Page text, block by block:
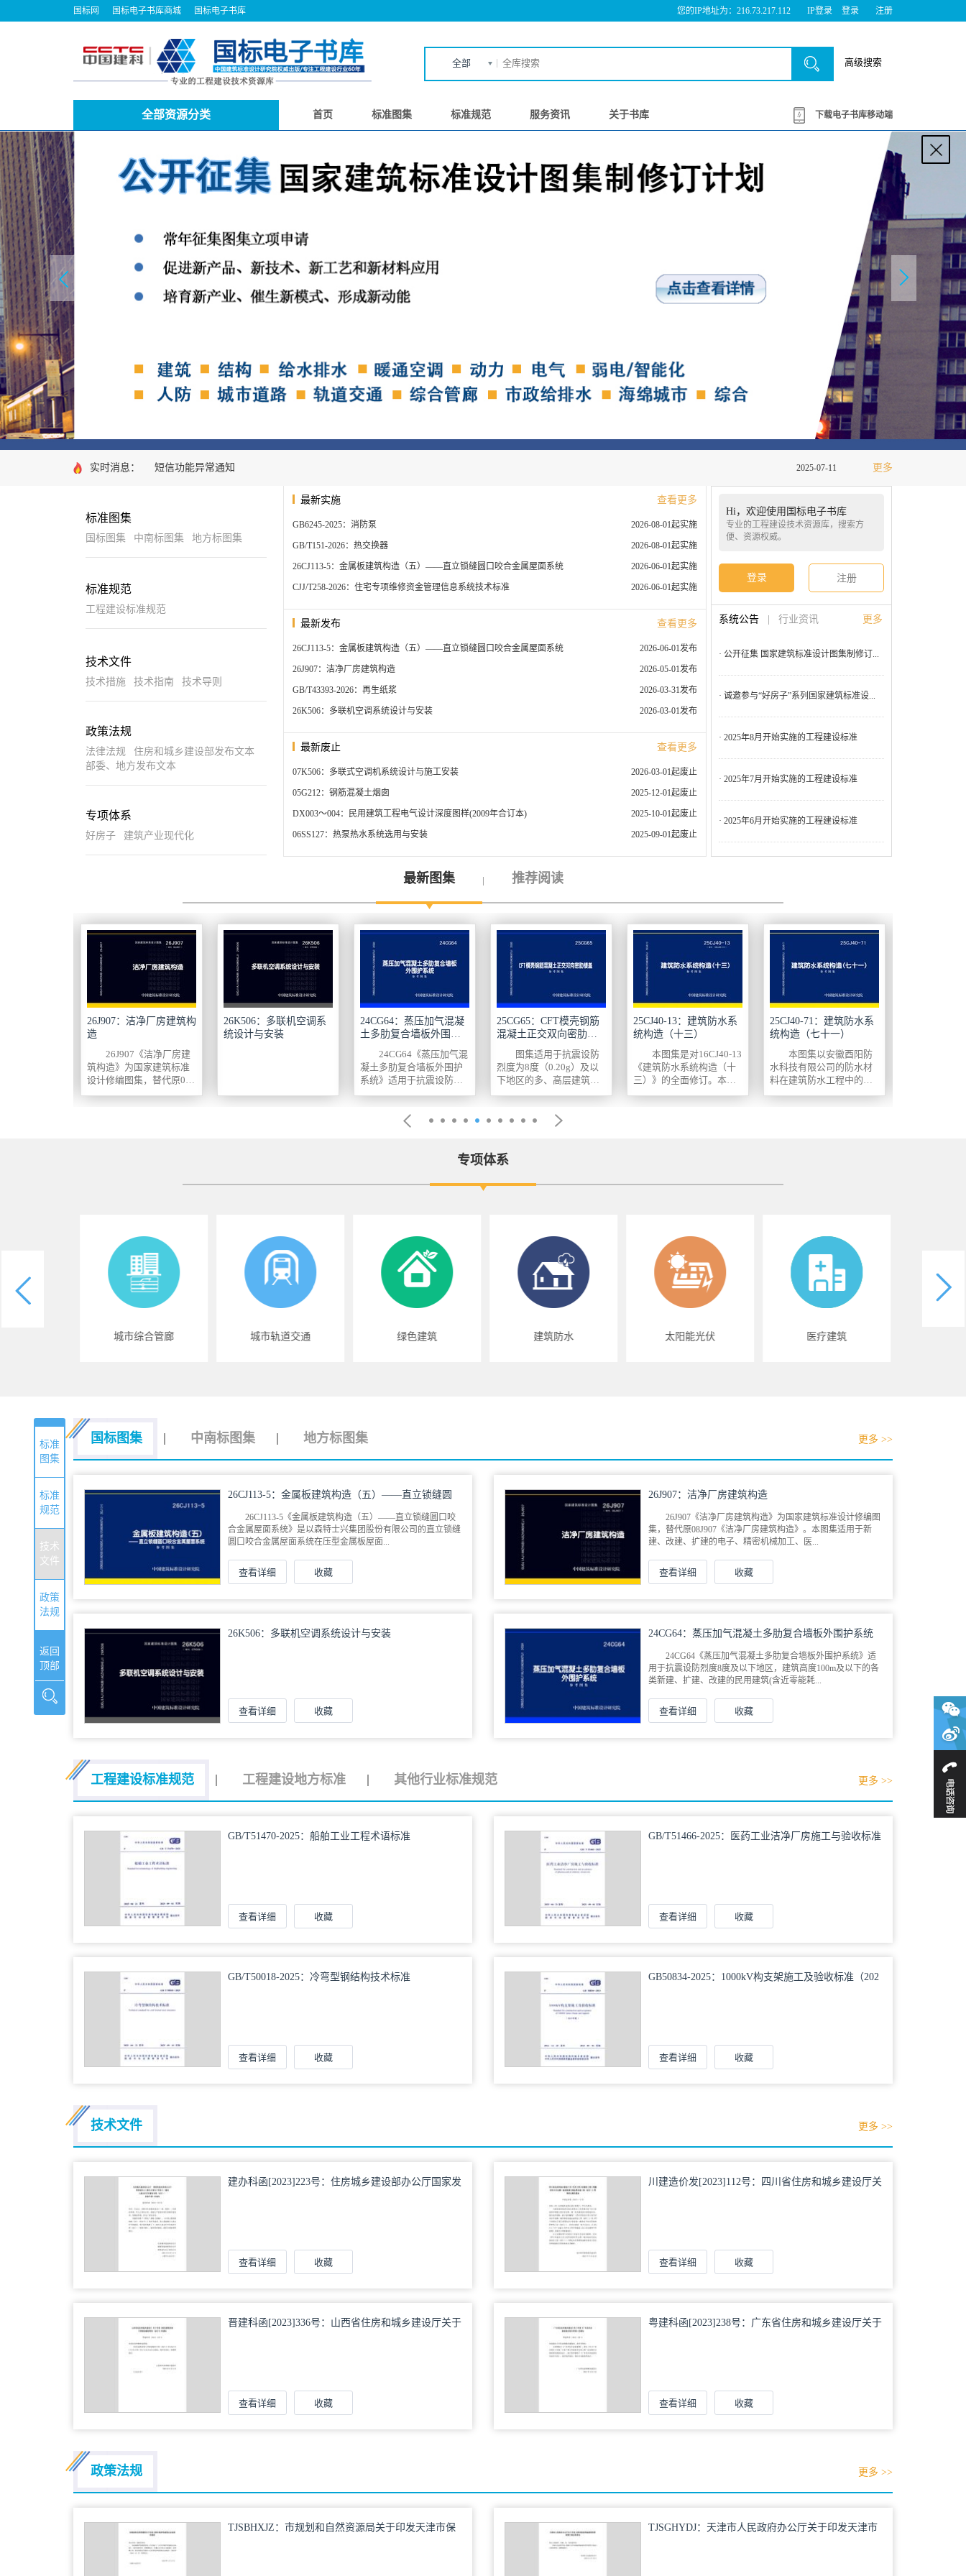
国标网 国标电子书库商城 国标电子书库 您的IP地址为：216.73.217.112 IP登录 登录 注册
全部 高级搜索
全部资源分类 首页 标准图集 标准规范 服务资讯 关于书库 下载电子书库移动端
实时消息： 2025-07-11
短信功能异常通知 更多
标准图集
国标图集 中南标图集 地方标图集
标准规范
工程建设标准规范
技术文件
技术措施 技术指南 技术导则
政策法规
法律法规
住房和城乡建设部发布文本
部委、地方发布文本
专项体系
好房子 建筑产业现代化
最新实施
2026-08-01起实施
GB6245-2025：消防泵
2026-08-01起实施
GB/T151-2026：热交换器
2026-06-01起实施
26CJ113-5：金属板建筑构造（五）——直立锁缝圆口咬合金属屋面系统
2026-06-01起实施
CJJ/T258-2026：住宅专项维修资金管理信息系统技术标准
查看更多
最新发布
2026-06-01发布
26CJ113-5：金属板建筑构造（五）——直立锁缝圆口咬合金属屋面系统
2026-05-01发布
26J907：洁净厂房建筑构造
2026-03-31发布
GB/T43393-2026：再生纸浆
2026-03-01发布
26K506：多联机空调系统设计与安装
查看更多
最新废止
2026-03-01起废止
07K506：多联式空调机系统设计与施工安装
2025-12-01起废止
05G212：钢筋混凝土烟囱
2025-10-01起废止
DX003～004：民用建筑工程电气设计深度图样(2009年合订本)
2025-09-01起废止
06SS127：热泵热水系统选用与安装
查看更多
Hi，欢迎使用国标电子书库
专业的工程建设技术资源库，搜索方
便、资源权威。
登录 注册
系统公告 行业资讯
· 公开征集 国家建筑标准设计图集制修订...
· 诚邀参与“好房子”系列国家建筑标准设...
· 2025年8月开始实施的工程建设标准
· 2025年7月开始实施的工程建设标准
· 2025年6月开始实施的工程建设标准
更多
最新图集 | 推荐阅读
26J907：洁净厂房建筑构
造
26J907《洁净厂房建
筑构造》为国家建筑标准
设计修编图集，替代原08J
907《洁净厂房建筑构
26K506：多联机空调系
统设计与安装
24CG64：蒸压加气混凝
土多肋复合墙板外围护
24CG64《蒸压加气混
凝土多肋复合墙板外围护
系统》适用于抗震设防烈
度8度及以下地区，建筑高
建、扩建、改建的民用建
25CG65：CFT模壳钢筋
混凝土正交双向密肋楼
图集适用于抗震设防
烈度为8度（0.20g）及以
下地区的多、高层建筑工
程和地下建筑工程，也适
6级、6B级地下人防工
25CJ40-13：建筑防水系
统构造（十三）
本图集是对16CJ40-13
《建筑防水系统构造（十
三）》的全面修订。本图
集是以江苏欧西盾科技有
25CJ40-71：建筑防水系
统构造（七十一）
本图集以安徽酉阳防
水科技有限公司的防水材
料在建筑防水工程中的应
用技术与构造做法为依据
专项体系
城市综合管廊 城市轨道交通 绿色建筑 建筑防水 太阳能光伏 医疗建筑
国标图集 中南标图集 地方标图集
26CJ113-5：金属板建筑构造（五）——直立锁缝圆
26CJ113-5《金属板建筑构造（五）——直立锁缝圆口咬
合金属屋面系统》是以森特士兴集团股份有限公司的直立锁缝
圆口咬合金属屋面系统在压型金属板屋面...
查看详细 收藏
26J907：洁净厂房建筑构造
26J907《洁净厂房建筑构造》为国家建筑标准设计修编图
集，替代原08J907《洁净厂房建筑构造》。本图集适用于新
建、改建、扩建的电子、精密机械加工、医...
查看详细 收藏
26K506：多联机空调系统设计与安装
查看详细 收藏
24CG64：蒸压加气混凝土多肋复合墙板外围护系统
24CG64《蒸压加气混凝土多肋复合墙板外围护系统》适
用于抗震设防烈度8度及以下地区，建筑高度100m及以下的各
类新建、扩建、改建的民用建筑(含近零能耗...
查看详细 收藏
更多 >>
工程建设标准规范 工程建设地方标准 其他行业标准规范
GB/T51470-2025：船舶工业工程术语标准
查看详细 收藏
GB/T51466-2025：医药工业洁净厂房施工与验收标准
查看详细 收藏
GB/T50018-2025：冷弯型钢结构技术标准
查看详细 收藏
GB50834-2025：1000kV构支架施工及验收标准（202
查看详细 收藏
更多 >>
技术文件
建办科函[2023]223号：住房城乡建设部办公厅国家发
查看详细 收藏
川建造价发[2023]112号：四川省住房和城乡建设厅关
查看详细 收藏
晋建科函[2023]336号：山西省住房和城乡建设厅关于
查看详细 收藏
粤建科函[2023]238号：广东省住房和城乡建设厅关于
查看详细 收藏
更多 >>
政策法规
TJSBHXJZ：市规划和自然资源局关于印发天津市保
TJSGHYDJ：天津市人民政府办公厅关于印发天津市
更多 >>
标准
图集
标准
规范
技术
文件
政策
法规
返回
顶部